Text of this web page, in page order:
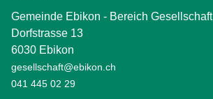
Gemeinde Ebikon - Bereich Gesellschaft
Dorfstrasse 13
6030 Ebikon
gesellschaft@ebikon.ch
041 445 02 29